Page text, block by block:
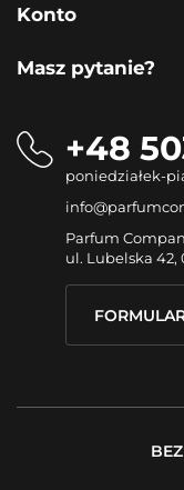
Konto
Masz pytanie?
+48
poniedziałek-
Parfum
ul. Lubelska 42,